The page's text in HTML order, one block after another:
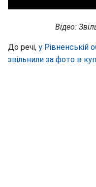
Відео:
До речі, у Рівненській
звільнили за фото в